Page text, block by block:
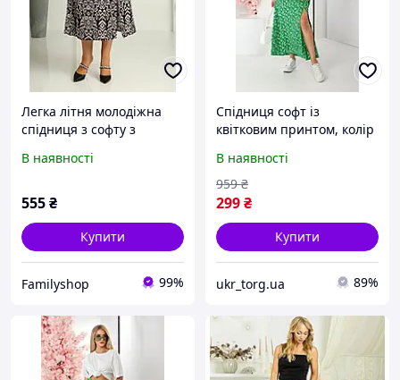
Легка літня молодіжна
спідниця з софту з
В наявності
555₴
Купити
Familyshop 99%
Спідниця софт із
квітковим принтом, колір
В наявності
299₴
959 ₴
Купити
ukr_torg.ua 89%